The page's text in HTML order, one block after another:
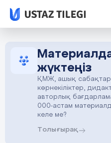
жүктеңіз
ҚМЖ, ашық
көрнекіліктер,
авторлық
000-астам
келе ме?
Толығырақ